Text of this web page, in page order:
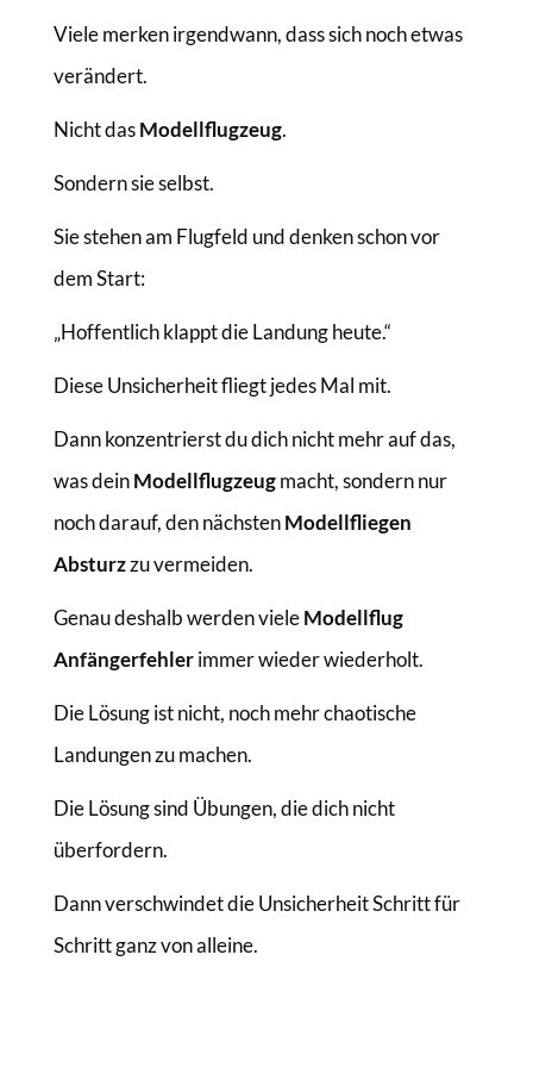
Viele merken irgendwann, dass sich noch etwas
verändert.
Nicht dasModellflugzeug.
Sondern sie selbst.
Sie stehen am Flugfeld und denken schon vor
dem Start:
„Hoffentlich klappt die Landung heute.“
Diese Unsicherheit fliegt jedes Mal mit.
Dann konzentrierst du dich nicht mehr auf das,
was deinModellflugzeugmacht, sondern nur
noch darauf, den nächstenModellfliegen
Absturzzu vermeiden.
Genau deshalb werden vieleModellflug
Anfängerfehlerimmer wieder wiederholt.
Die Lösung ist nicht, noch mehr chaotische
Landungen zu machen.
Die Lösung sind Übungen, die dich nicht
überfordern.
Dann verschwindet die Unsicherheit Schritt für
Schritt ganz von alleine.